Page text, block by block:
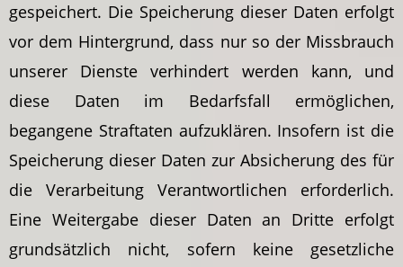
gespeichert. Die Speicherung dieser Daten erfolgt
vor dem Hintergrund, dass nur so der Missbrauch
unserer Dienste verhindert werden kann, und
diese Daten im Bedarfsfall ermöglichen,
begangene Straftaten aufzuklären. Insofern ist die
Speicherung dieser Daten zur Absicherung des für
die Verarbeitung Verantwortlichen erforderlich.
Eine Weitergabe dieser Daten an Dritte erfolgt
grundsätzlich nicht, sofern keine gesetzliche